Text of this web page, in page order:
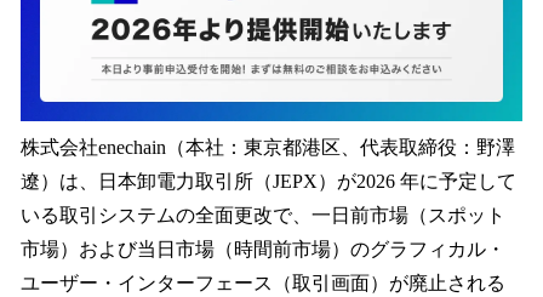
す
株式会社enechain（本社：東京都港区、代表取締役：野澤
遼）は、日本卸電力取引所（JEPX）が2026 年に予定して
いる取引システムの全面更改で、一日前市場（スポット
市場）および当日市場（時間前市場）のグラフィカル・
ユーザー・インターフェース（取引画面）が廃止される